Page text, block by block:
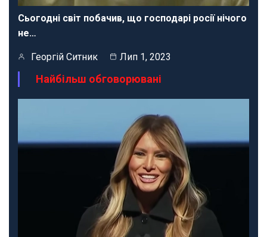
Сьогодні світ побачив, що господарі росії нічого
не…
Георгій Ситник Лип 1, 2023
Найбільш обговорювані